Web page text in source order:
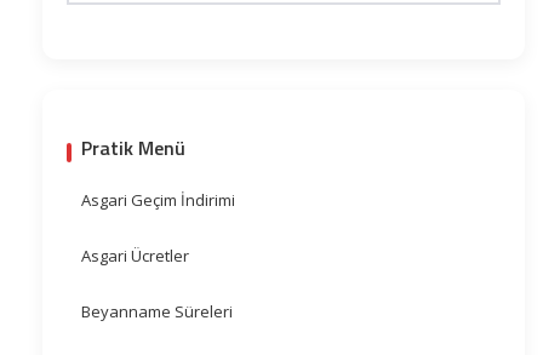
Pratik Menü
Asgari Geçim İndirimi
Asgari Ücretler
Beyanname Süreleri